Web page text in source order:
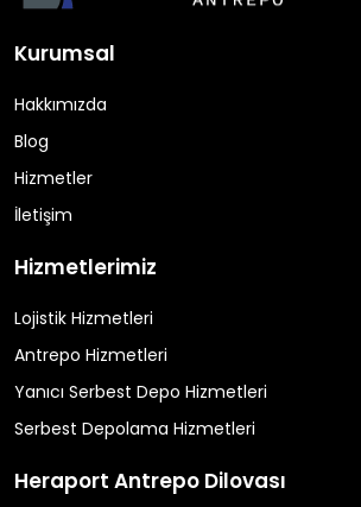
Kurumsal
Hakkımızda
Blog
Hizmetler
İletişim
Hizmetlerimiz
Lojistik Hizmetleri
Antrepo Hizmetleri
Yanıcı Serbest Depo Hizmetleri
Serbest Depolama Hizmetleri
Heraport Antrepo Dilovası